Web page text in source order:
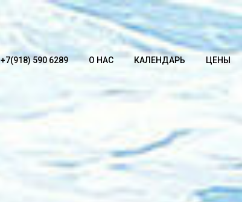
+7(918) 590 6289 О НАС КАЛЕНДАРЬ ЦЕНЫ